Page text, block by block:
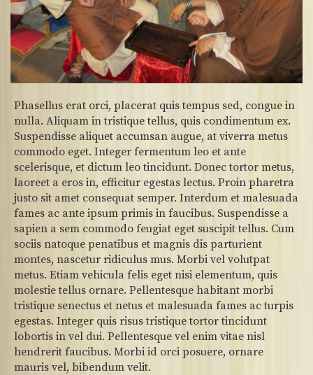
Phasellus erat orci, placerat quis tempus sed, congue in
nulla. Aliquam in tristique tellus, quis condimentum ex.
Suspendisse aliquet accumsan augue, at viverra metus
commodo eget. Integer fermentum leo et ante
scelerisque, et dictum leo tincidunt. Donec tortor metus,
laoreet a eros in, efficitur egestas lectus. Proin pharetra
justo sit amet consequat semper. Interdum et malesuada
fames ac ante ipsum primis in faucibus. Suspendisse a
sapien a sem commodo feugiat eget suscipit tellus. Cum
sociis natoque penatibus et magnis dis parturient
montes, nascetur ridiculus mus. Morbi vel volutpat
metus. Etiam vehicula felis eget nisi elementum, quis
molestie tellus ornare. Pellentesque habitant morbi
tristique senectus et netus et malesuada fames ac turpis
egestas. Integer quis risus tristique tortor tincidunt
lobortis in vel dui. Pellentesque vel enim vitae nisl
hendrerit faucibus. Morbi id orci posuere, ornare
mauris vel, bibendum velit.